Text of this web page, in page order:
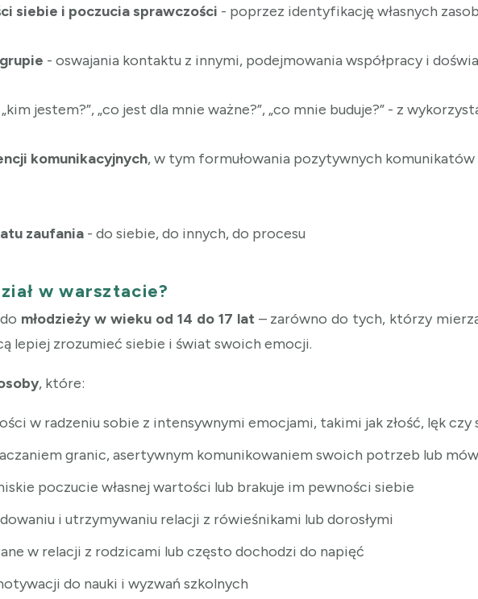
siebie i poczucia sprawczości - poprzez identyfikację własnych
- oswajania kontaktu z innymi, podejmowania współpracy i
jestem?”, „co jest dla mnie ważne?”, „co mnie buduje?” - z
komunikacyjnych, w tym formułowania pozytywnych
zaufania - do siebie, do innych, do procesu
w warsztacie?
młodzieży w wieku od 14 do 17 lat– zarówno do tych, którzy
lepiej zrozumieć siebie i świat swoich emocji.
, które:
w radzeniu sobie z intensywnymi emocjami, takimi jak złość, lęk czy
granic, asertywnym komunikowaniem swoich potrzeb lub
poczucie własnej wartości lub brakuje im pewności siebie
i utrzymywaniu relacji z rówieśnikami lub dorosłymi
w relacji z rodzicami lub często dochodzi do napięć
do nauki i wyzwań szkolnych